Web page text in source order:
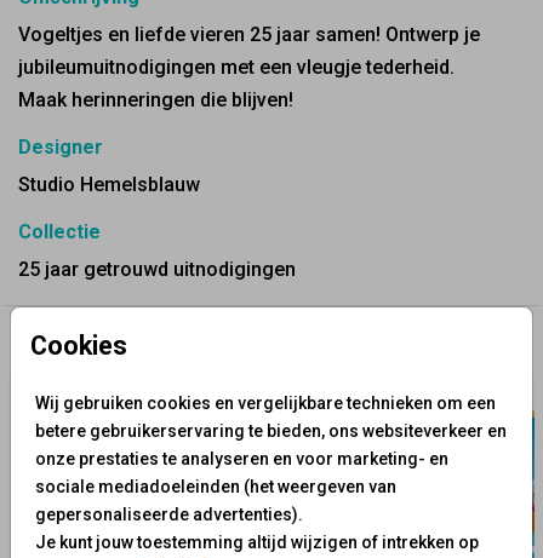
Cookies
Wij gebruiken cookies en vergelijkbare technieken om een
betere gebruikerservaring te bieden, ons websiteverkeer en
onze prestaties te analyseren en voor marketing- en
sociale mediadoeleinden (het weergeven van
gepersonaliseerde advertenties).
Je kunt jouw toestemming altijd wijzigen of intrekken op
Vogeltjes en liefde vieren 25 jaar samen! Ontwerp je
jubileumuitnodigingen met een vleugje tederheid.
Maak herinneringen die blijven!
Designer
Studio Hemelsblauw
Collectie
25 jaar getrouwd uitnodigingen
✨ Deze ontwerpen vind je misschien ook leuk